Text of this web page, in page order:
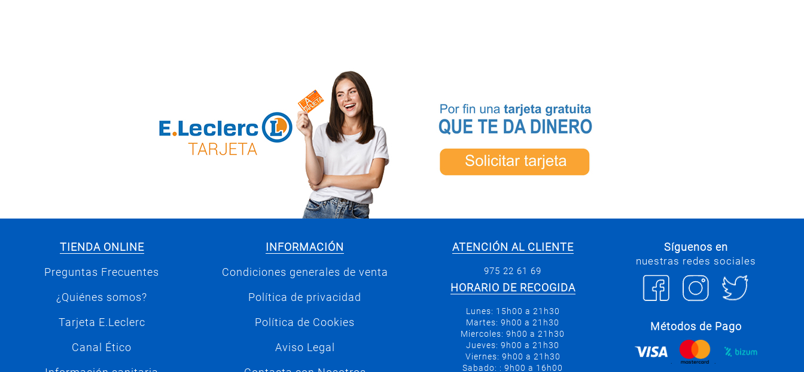
TIENDA ONLINE
Preguntas Frecuentes
¿Quiénes somos?
Tarjeta E.Leclerc
Canal Ético
INFORMACIÓN
Condiciones generales de venta
Política de privacidad
Política de Cookies
Aviso Legal
ATENCIÓN AL CLIENTE
975 22 61 69
HORARIO DE RECOGIDA
Lunes: 15h00 a 21h30
Martes: 9h00 a 21h30
Miercoles: 9h00 a 21h30
Jueves: 9h00 a 21h30
Viernes: 9h00 a 21h30
Sabado: : 9h00 a 16h00
Síguenos en
nuestras redes sociales
Métodos de Pago
. .